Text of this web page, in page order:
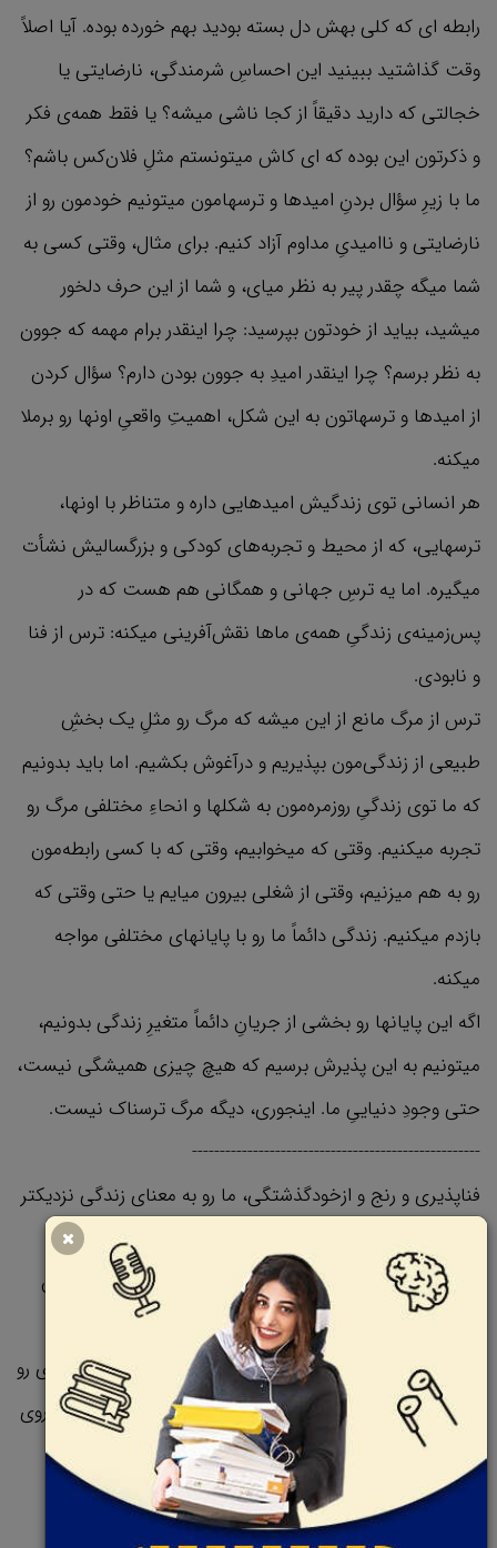
رابطه ای که کلی بهش دل بسته بودید بهم خورده بوده. آیا اصلاً
وقت گذاشتید ببینید این احساسِ شرمندگی، نارضایتی یا
خجالتی که دارید دقیقاً از کجا ناشی میشه؟ یا فقط همه‌ی فکر
و ذکرتون این بوده که ای کاش میتونستم مثلِ فلان‌کس باشم؟
ما با زیرِ سؤال بردنِ امیدها و ترسهامون میتونیم خودمون رو از
نارضایتی و ناامیدیِ مداوم آزاد کنیم. برای مثال، وقتی کسی به
شما میگه چقدر پیر به نظر میای، و شما از این حرف دلخور
میشید، بیاید از خودتون بپرسید: چرا اینقدر برام مهمه که جوون
به نظر برسم؟ چرا اینقدر امیدِ به جوون بودن دارم؟ سؤال کردن
از امیدها و ترسهاتون به این شکل، اهمیتِ واقعیِ‌ اونها رو برملا
میکنه.
هر انسانی توی زندگیش امیدهایی داره و متناظر با اونها،
ترسهایی، که از محیط و تجربه‌های کودکی و بزرگسالیش نشأت
میگیره. اما یه ترسِ جهانی و همگانی هم هست که در
پس‌زمینه‌ی زندگیِ همه‌ی ماها نقش‌آفرینی میکنه: ترس از فنا
و نابودی.
ترس از مرگ مانع از این میشه که مرگ رو مثلِ یک بخشِ
طبیعی از زندگی‌مون بپذیریم و درآغوش بکشیم. اما باید بدونیم
که ما توی زندگیِ روزمره‌مون به شکلها و انحاءِ مختلفی مرگ رو
تجربه میکنیم. وقتی که میخوابیم، وقتی که با کسی رابطه‌مون
رو به هم میزنیم، وقتی از شغلی بیرون میایم یا حتی وقتی که
بازدم میکنیم. زندگی دائماً ما رو با پایانهای مختلفی مواجه
میکنه.
اگه این پایانها رو بخشی از جریانِ دائماً متغیرِ زندگی‌ بدونیم،
میتونیم به این پذیرش برسیم که هیچ چیزی همیشگی نیست،
حتی وجودِ دنیاییِ ما. اینجوری، دیگه مرگ ترسناک نیست.
----------------------------------------------------
فناپذیری و رنج و ازخودگذشتگی، ما رو به معنای زندگی نزدیکتر
ما چرا وجود داریم؟ این سؤالیه که انسانها قرنهاست باهاش
دست به گریبونن. هرچند توی این خلاصه‌کتاب پاسخِ
قطعی‌یی به این سؤال نمیتونیم بدیم، اما سه حقیقتِ وجودی رو
با هم بررسی میکنیم که باعث میشن درکِ ما از زندگی‌مون روی
این کره‌ی خاکی، عمیقتر بشه. این سه حقیقت عبارتن از:
فناپذیری، رنج و ازخودگذشتگی. آشنایی با این سه حقیقت،
میتونه مشکلاتِ زندگی رو خیلی برامون قابلِ تحمل‌تر کنه.